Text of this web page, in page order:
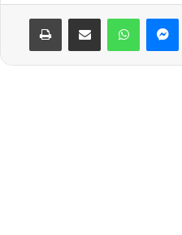
بينتيريست واتساب